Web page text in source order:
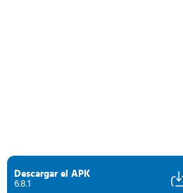
Descargar el APK
6.8.1